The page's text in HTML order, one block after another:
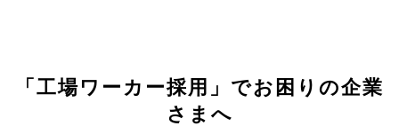
「工場ワーカー採用」でお困りの企業
さまへ